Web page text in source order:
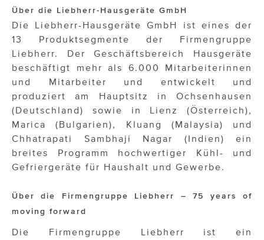
Über die Liebherr-Hausgeräte GmbH
Die Liebherr-Hausgeräte GmbH ist eines der
13 Produktsegmente der Firmengruppe
Liebherr. Der Geschäftsbereich Hausgeräte
beschäftigt mehr als 6.000 Mitarbeiterinnen
und Mitarbeiter und entwickelt und
produziert am Hauptsitz in Ochsenhausen
(Deutschland) sowie in Lienz (Österreich),
Marica (Bulgarien), Kluang (Malaysia) und
Chhatrapati Sambhaji Nagar (Indien) ein
breites Programm hochwertiger Kühl- und
Gefriergeräte für Haushalt und Gewerbe.
Über die Firmengruppe Liebherr – 75 years of
moving forward
Die Firmengruppe Liebherr ist ein